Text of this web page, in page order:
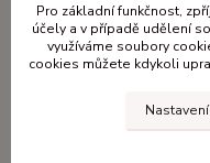
1 050 Kč/ks
Přidat
Pro základní funkčnost,
účely a v případě udělení
využíváme soubory
cookies můžete kdykoli
Nastavení